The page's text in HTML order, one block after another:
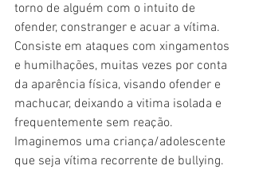
torno de alguém com o intuito de
ofender, constranger e acuar a vítima.
Consiste em ataques com xingamentos
e humilhações, muitas vezes por conta
da aparência física, visando ofender e
machucar, deixando a vitima isolada e
frequentemente sem reação.
Imaginemos uma criança/adolescente
que seja vítima recorrente de bullying.